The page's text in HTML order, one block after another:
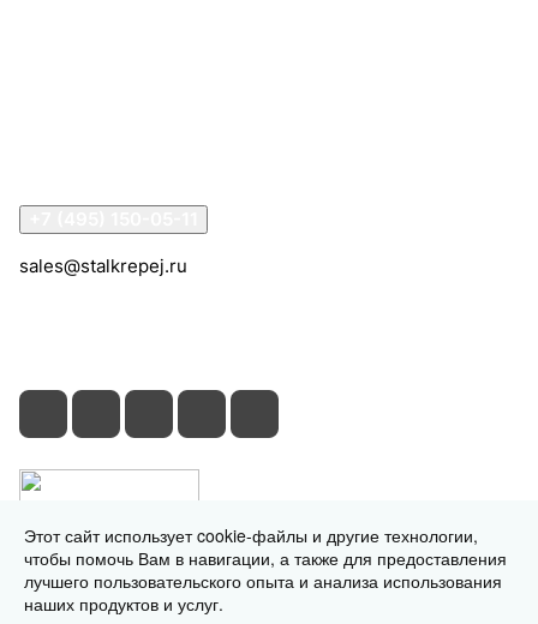
sales@stalkrepej.ru
© 2026 © 2026 © СтальКрепеж - интернет-магазин
Этот сайт использует cookie-файлы и другие технологии,
чтобы помочь Вам в навигации, а также для предоставления
лучшего пользовательского опыта и анализа использования
наших продуктов и услуг.